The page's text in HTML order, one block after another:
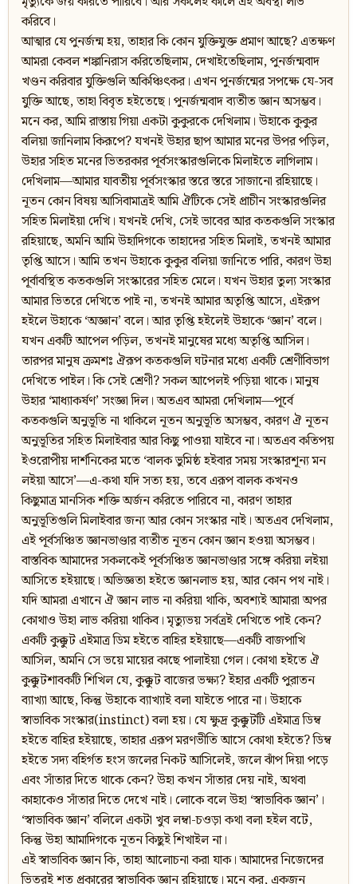
করিবে।
আত্মার যে পুনর্জন্ম হয়, তাহার কি কোন যুক্তিযুক্ত প্রমাণ আছে? এতক্ষণ
আমরা কেবল শঙ্কানিরাস করিতেছিলাম, দেখাইতেছিলাম, পুনর্জন্মবাদ
খণ্ডন করিবার যুক্তিগুলি অকিঞ্চিৎকর। এখন পুনর্জন্মের সপক্ষে যে-সব
যুক্তি আছে, তাহা বিবৃত হইতেছে। পুনর্জন্মবাদ ব্যতীত জ্ঞান অসম্ভব।
মনে কর, আমি রাস্তায় গিয়া একটা কুকুরকে দেখিলাম। উহাকে কুকুর
বলিয়া জানিলাম কিরূপে? যখনই উহার ছাপ আমার মনের উপর পড়িল,
উহার সহিত মনের ভিতরকার পূর্বসংস্কারগুলিকে মিলাইতে লাগিলাম।
দেখিলাম—আমার যাবতীয় পূর্বসংস্কার স্তরে স্তরে সাজানো রহিয়াছে।
নূতন কোন বিষয় আসিবামাত্রই আমি ঐটিকে সেই প্রাচীন সংস্কারগুলির
সহিত মিলাইয়া দেখি। যখনই দেখি, সেই ভাবের আর কতকগুলি সংস্কার
রহিয়াছে, অমনি আমি উহাদিগকে তাহাদের সহিত মিলাই, তখনই আমার
তৃপ্তি আসে। আমি তখন উহাকে কুকুর বলিয়া জানিতে পারি, কারণ উহা
পূর্বাবস্থিত কতকগুলি সংস্কারের সহিত মেলে। যখন উহার তুল্য সংস্কার
আমার ভিতরে দেখিতে পাই না, তখনই আমার অতৃপ্তি আসে, এইরূপ
হইলে উহাকে ‘অজ্ঞান’ বলে। আর তৃপ্তি হইলেই উহাকে ‘জ্ঞান’ বলে।
যখন একটি আপেল পড়িল, তখনই মানুষের মধ্যে অতৃপ্তি আসিল।
তারপর মানুষ ক্রমশঃ ঐরূপ কতকগুলি ঘটনার মধ্যে একটি শ্রেণীবিভাগ
দেখিতে পাইল। কি সেই শ্রেণী? সকল আপেলই পড়িয়া থাকে। মানুষ
উহার ‘মাধ্যাকর্ষণ’ সংজ্ঞা দিল। অতএব আমরা দেখিলাম—পূর্বে
কতকগুলি অনুভূতি না থাকিলে নূতন অনুভূতি অসম্ভব, কারণ ঐ নূতন
অনুভূতির সহিত মিলাইবার আর কিছু পাওয়া যাইবে না। অতএব কতিপয়
ইওরোপীয় দার্শনিকের মতে ‘বালক ভুমিষ্ঠ হইবার সময় সংস্কারশূন্য মন
লইয়া আসে’—এ-কথা যদি সত্য হয়, তবে এরূপ বালক কখনও
কিছুমাত্র মানসিক শক্তি অর্জন করিতে পারিবে না, কারণ তাহার
অনুভূতিগুলি মিলাইবার জন্য আর কোন সংস্কার নাই। অতএব দেখিলাম,
এই পূর্বসঞ্চিত জ্ঞানভাণ্ডার ব্যতীত নূতন কোন জ্ঞান হওয়া অসম্ভব।
বাস্তবিক আমাদের সকলকেই পূর্বসঞ্চিত জ্ঞানভাণ্ডার সঙ্গে করিয়া লইয়া
আসিতে হইয়াছে। অভিজ্ঞতা হইতে জ্ঞানলাভ হয়, আর কোন পথ নাই।
যদি আমরা এখানে ঐ জ্ঞান লাভ না করিয়া থাকি, অবশ্যই আমারা অপর
কোথাও উহা লাভ করিয়া থাকিব। মৃত্যুভয় সর্বত্রই দেখিতে পাই কেন?
একটি কুক্কুট এইমাত্র ডিম হইতে বাহির হইয়াছে—একটি বাজপাখি
আসিল, অমনি সে ভয়ে মায়ের কাছে পালাইয়া গেল। কোথা হইতে ঐ
কুক্কুটশাবকটি শিখিল যে, কুক্কুট বাজের ভক্ষ্য? ইহার একটি পুরাতন
ব্যাখ্যা আছে, কিন্তু উহাকে ব্যাখ্যাই বলা যাইতে পারে না। উহাকে
স্বাভাবিক সংস্কার(instinct) বলা হয়। যে ক্ষুদ্র কুক্কুটটি এইমাত্র ডিম্ব
হইতে বাহির হইয়াছে, তাহার এরূপ মরণভীতি আসে কোথা হইতে? ডিম্ব
হইতে সদ্য বহির্গত হংস জলের নিকট আসিলেই, জলে ঝাঁপ দিয়া পড়ে
এবং সাঁতার দিতে থাকে কেন? উহা কখন সাঁতার দেয় নাই, অথবা
কাহাকেও সাঁতার দিতে দেখে নাই। লোকে বলে উহা ‘স্বাভাবিক জ্ঞান’।
‘স্বাভাবিক জ্ঞান’ বলিলে একটা খুব লম্বা-চওড়া কথা বলা হইল বটে,
কিন্তু উহা আমাদিগকে নূতন কিছুই শিখাইল না।
এই স্বাভাবিক জ্ঞান কি, তাহা আলোচনা করা যাক। আমাদের নিজেদের